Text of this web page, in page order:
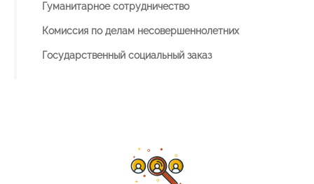
Гуманитарное сотрудничество
Комиссия по делам несовершеннолетних
Государственный социальный заказ